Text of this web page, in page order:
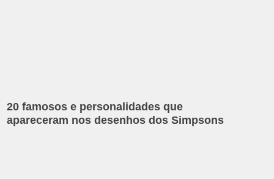
20 famosos e personalidades que
apareceram nos desenhos dos Simpsons